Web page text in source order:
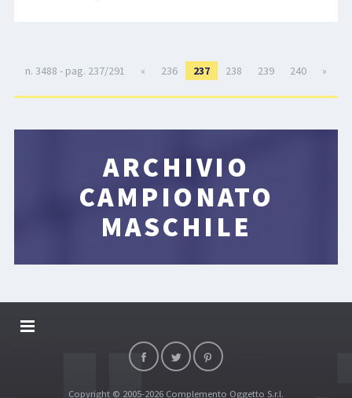
n. 3488 - pag. 237/291 « 236 237 238 239 240 »
ARCHIVIO
CAMPIONATO
MASCHILE
DALLARIVOLLEY SOSTIENE
Copyright © 2005-2026 Complemento Oggetto S.r.l.